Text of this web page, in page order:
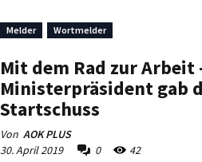
Melder Wortmelder
Mit dem Rad zur Arbeit
Ministerpräsident gab
Startschuss
Von AOK PLUS
30. April 2019
0 42